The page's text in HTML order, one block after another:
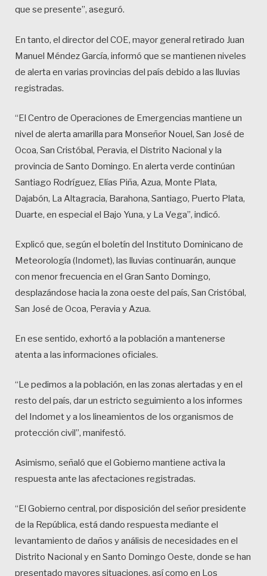
que se presente”, aseguró.
En tanto, el director del COE, mayor general retirado Juan
Manuel Méndez García, informó que se mantienen niveles
de alerta en varias provincias del país debido a las lluvias
registradas.
“El Centro de Operaciones de Emergencias mantiene un
nivel de alerta amarilla para Monseñor Nouel, San José de
Ocoa, San Cristóbal, Peravia, el Distrito Nacional y la
provincia de Santo Domingo. En alerta verde continúan
Santiago Rodríguez, Elías Piña, Azua, Monte Plata,
Dajabón, La Altagracia, Barahona, Santiago, Puerto Plata,
Duarte, en especial el Bajo Yuna, y La Vega”, indicó.
Explicó que, según el boletín del Instituto Dominicano de
Meteorología (Indomet), las lluvias continuarán, aunque
con menor frecuencia en el Gran Santo Domingo,
desplazándose hacia la zona oeste del país, San Cristóbal,
San José de Ocoa, Peravia y Azua.
En ese sentido, exhortó a la población a mantenerse
atenta a las informaciones oficiales.
“Le pedimos a la población, en las zonas alertadas y en el
resto del país, dar un estricto seguimiento a los informes
del Indomet y a los lineamientos de los organismos de
protección civil”, manifestó.
Asimismo, señaló que el Gobierno mantiene activa la
respuesta ante las afectaciones registradas.
“El Gobierno central, por disposición del señor presidente
de la República, está dando respuesta mediante el
levantamiento de daños y análisis de necesidades en el
Distrito Nacional y en Santo Domingo Oeste, donde se han
presentado mayores situaciones, así como en Los